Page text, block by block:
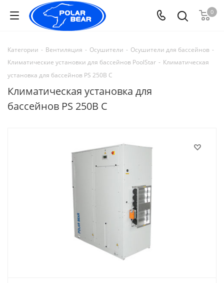
0
Категории - Вентиляция - Осушители - Осушители для бассейнов -
Климатические установки для бассейнов PoolStar - Климатическая
установка для бассейнов PS 250B С
Климатическая установка для
бассейнов PS 250B С